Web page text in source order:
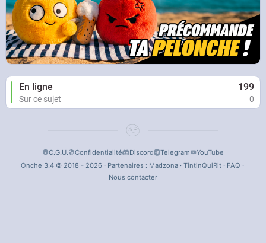
En ligne 199
Sur ce sujet 0
C.G.U. Confidentialité Discord Telegram
YouTube
Onche 3.4 © 2018 - 2026 · Partenaires : Madzona· TintinQuiRit· FAQ ·
Nous contacter